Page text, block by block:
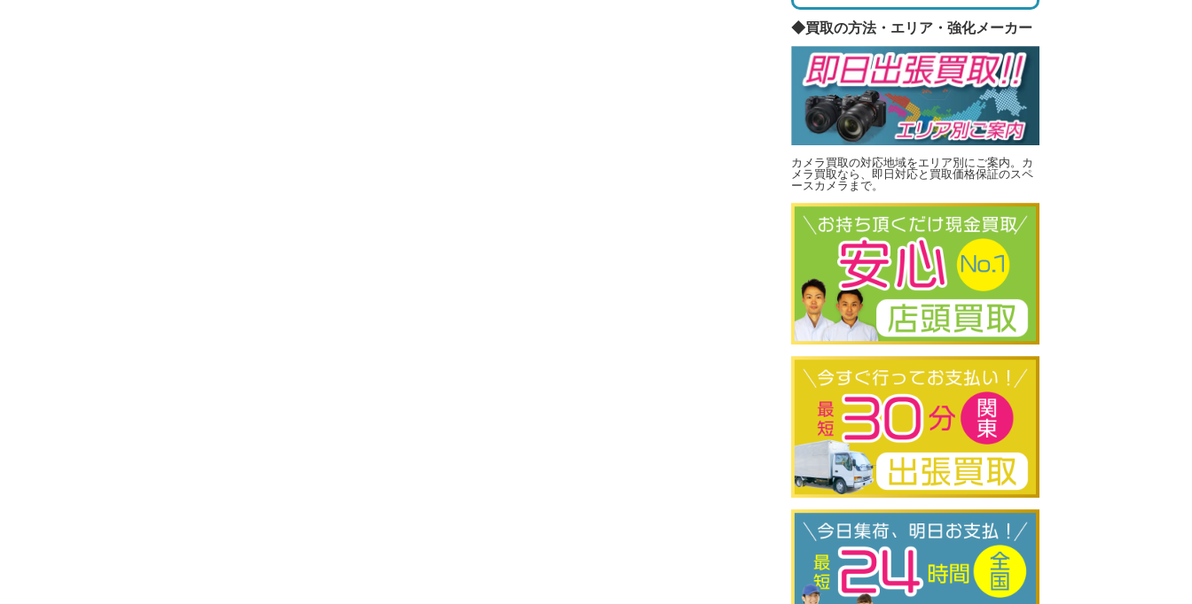
◆買取の方法・エリア・強化メーカー
カメラ買取の対応地域をエリア別にご案内。カ
メラ買取なら、即日対応と買取価格保証のスペ
ースカメラまで。